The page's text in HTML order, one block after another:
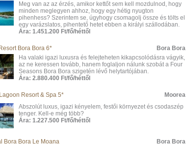
Meg van az az érzés, amikor kettőt sem kell mozdulnod, hogy
minden meglegyen ahhoz, hogy egy hétig nyugton
pihenhess? Szerintem se, úgyhogy csomagolj össze és tölts el
egy varázslatos, pihentető hetet ebben a királyi szállodában.
Ára: 1.451.200 Ft/fő/héttől
Bora Bora 6*
Bora Bora
Ha valaki igazi luxusra és felejteheten kikapcsolódásra vágyik,
az ne keressen tovább, hanem foglaljon nálunk szobát a Four
Seasons Bora Bora szigetén lévő helytartójában.
Ára: 2.880.400 Ft/fő/héttől
Resort & Spa 5*
Moorea
Abszolút luxus, igazi kényelem, festői környezet és csodaszép
tenger. Kell-e még több?
Ára: 1.227.500 Ft/fő/héttől
Bora Bora Le Moana
Bora Bora